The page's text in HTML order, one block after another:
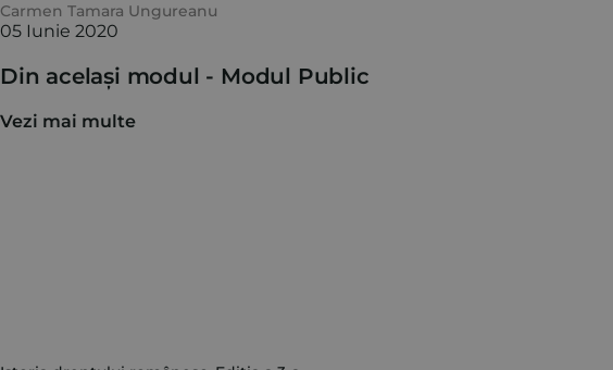
Carmen Tamara Ungureanu
05 Iunie 2020
Din același modul - Modul Public
Vezi mai multe